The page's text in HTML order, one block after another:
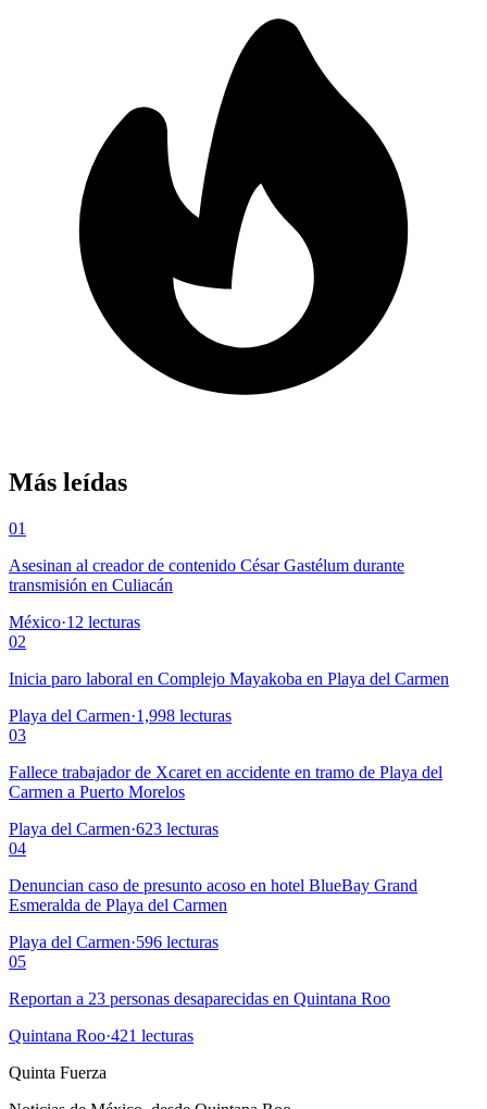
Más leídas
01
Asesinan al creador de contenido César Gastélum durante
transmisión en Culiacán
México·12 lecturas
02
Inicia paro laboral en Complejo Mayakoba en Playa del Carmen
Playa del Carmen·1,998 lecturas
03
Fallece trabajador de Xcaret en accidente en tramo de Playa del
Carmen a Puerto Morelos
Playa del Carmen·623 lecturas
04
Denuncian caso de presunto acoso en hotel BlueBay Grand
Esmeralda de Playa del Carmen
Playa del Carmen·596 lecturas
05
Reportan a 23 personas desaparecidas en Quintana Roo
Quintana Roo·421 lecturas
Quinta Fuerza